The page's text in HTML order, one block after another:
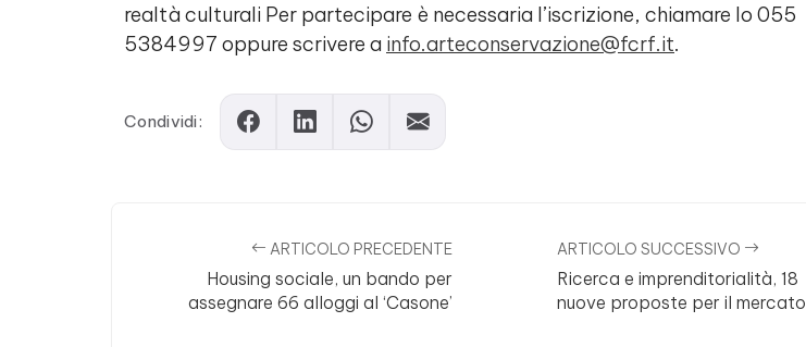
realtà culturali Per partecipare è necessaria l’iscrizione, chiamare lo 055
5384997 oppure scrivere a info.arteconservazione@fcrf.it.
Condividi:
ARTICOLO PRECEDENTE
Housing sociale, un bando per
assegnare 66 alloggi al ‘Casone’
ARTICOLO SUCCESSIVO
Ricerca e imprenditorialità, 18
nuove proposte per il mercato